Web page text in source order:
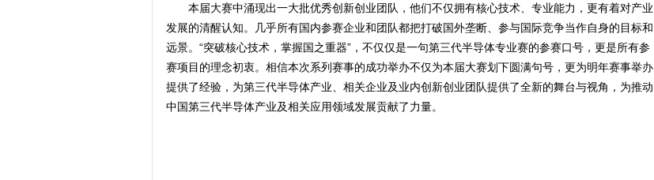
本届大赛中涌现出一大批优秀创新创业团队，他们不仅拥有核心技术、专业能力，更有着对产业
发展的清醒认知。几乎所有国内参赛企业和团队都把打破国外垄断、参与国际竞争当作自身的目标和
远景。“突破核心技术，掌握国之重器”，不仅仅是一句第三代半导体专业赛的参赛口号，更是所有参
赛项目的理念初衷。相信本次系列赛事的成功举办不仅为本届大赛划下圆满句号，更为明年赛事举办
提供了经验，为第三代半导体产业、相关企业及业内创新创业团队提供了全新的舞台与视角，为推动
中国第三代半导体产业及相关应用领域发展贡献了力量。